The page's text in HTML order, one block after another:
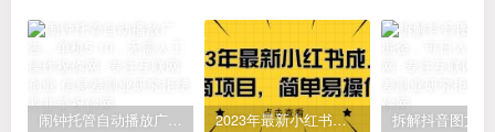
闹钟托管自动播放广告，单机5-10，无需人工操作 2023年最新小红书成人电商项目，简单易操作【详细教程】